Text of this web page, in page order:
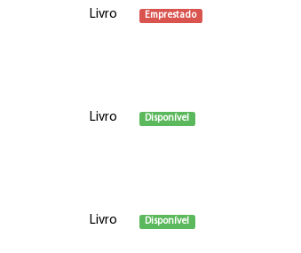
Livro Emprestado
Livro Disponível
Livro Disponível